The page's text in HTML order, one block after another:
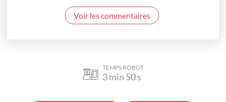
Voir les commentaires
TEMPS ROBOT
3min 50s